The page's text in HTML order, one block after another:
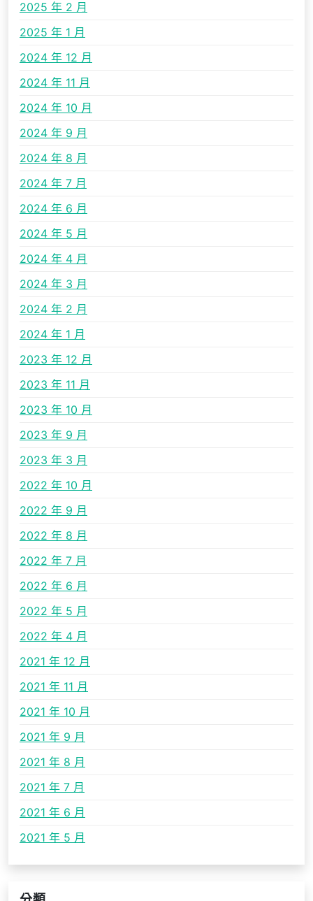
2025 年 2 月
2025 年 1 月
2024 年 12 月
2024 年 11 月
2024 年 10 月
2024 年 9 月
2024 年 8 月
2024 年 7 月
2024 年 6 月
2024 年 5 月
2024 年 4 月
2024 年 3 月
2024 年 2 月
2024 年 1 月
2023 年 12 月
2023 年 11 月
2023 年 10 月
2023 年 9 月
2023 年 3 月
2022 年 10 月
2022 年 9 月
2022 年 8 月
2022 年 7 月
2022 年 6 月
2022 年 5 月
2022 年 4 月
2021 年 12 月
2021 年 11 月
2021 年 10 月
2021 年 9 月
2021 年 8 月
2021 年 7 月
2021 年 6 月
2021 年 5 月